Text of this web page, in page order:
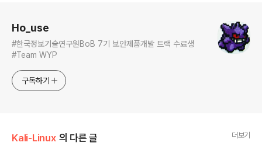
Ho_use
#한국정보기술연구원BoB 7기 보안제품개발 트랙 수료생
#Team WYP
구독하기
Kali-Linux 의 다른 글 더보기